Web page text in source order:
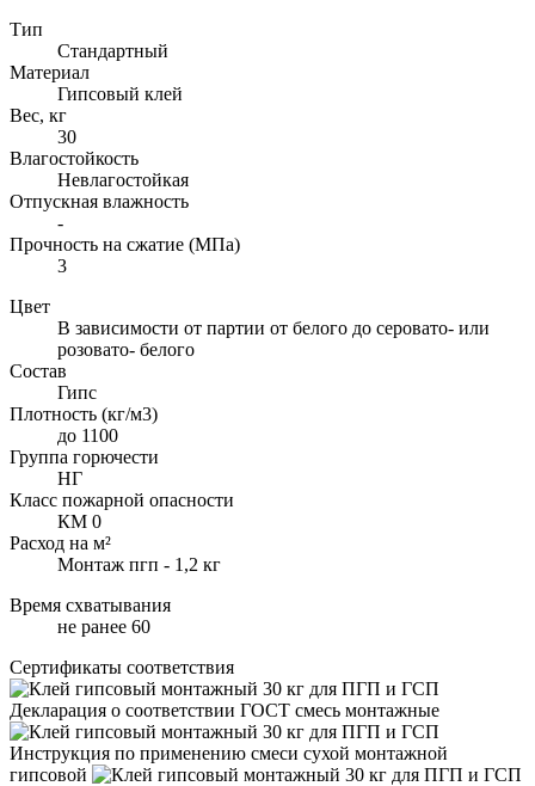
Тип
Стандартный
Материал
Гипсовый клей
Вес, кг
30
Влагостойкость
Невлагостойкая
Отпускная влажность
-
Прочность на сжатие (МПа)
3
Цвет
В зависимости от партии от белого до серовато- или
розовато- белого
Состав
Гипс
Плотность (кг/м3)
до 1100
Группа горючести
НГ
Класс пожарной опасности
КМ 0
Расход на м²
Монтаж пгп - 1,2 кг
Время схватывания
не ранее 60
Сертификаты соответствия
Декларация о соответствии ГОСТ смесь монтажные
Инструкция по применению смеси сухой монтажной
гипсовой